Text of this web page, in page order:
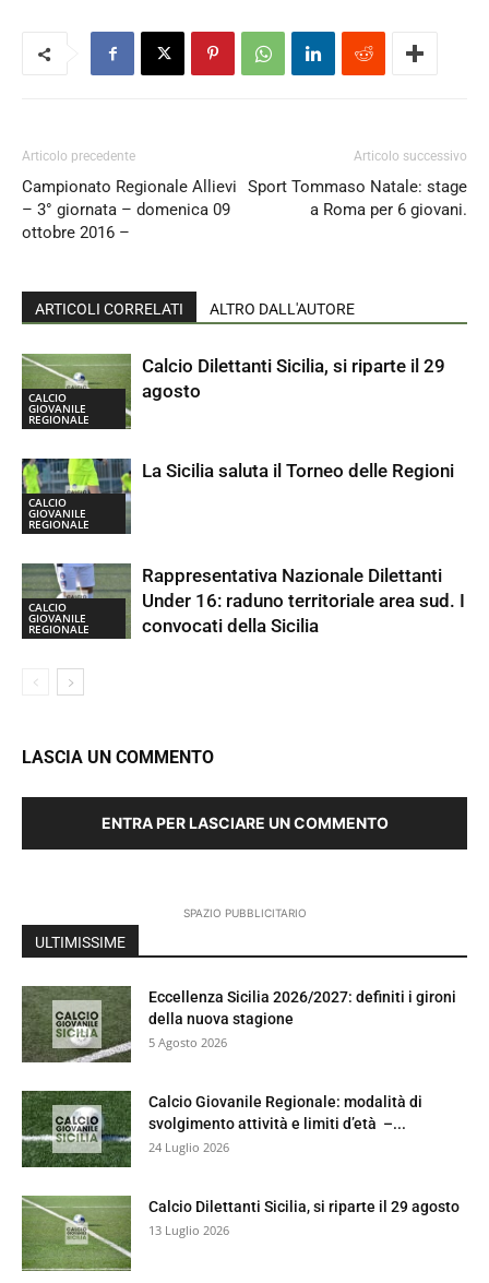
Articolo precedente
Campionato Regionale Allievi
– 3° giornata – domenica 09
ottobre 2016 –
Articolo successivo
Sport Tommaso Natale: stage
a Roma per 6 giovani.
ARTICOLI CORRELATI ALTRO DALL'AUTORE
CALCIO
GIOVANILE
REGIONALE
Calcio Dilettanti Sicilia, si riparte il 29
agosto
CALCIO
GIOVANILE
REGIONALE
La Sicilia saluta il Torneo delle Regioni
CALCIO
GIOVANILE
REGIONALE
Rappresentativa Nazionale Dilettanti
Under 16: raduno territoriale area sud. I
convocati della Sicilia
LASCIA UN COMMENTO
ENTRA PER LASCIARE UN COMMENTO
SPAZIO PUBBLICITARIO
ULTIMISSIME
Eccellenza Sicilia 2026/2027: definiti i gironi
della nuova stagione
5 Agosto 2026
Calcio Giovanile Regionale: modalità di
svolgimento attività e limiti d’età –...
24 Luglio 2026
Calcio Dilettanti Sicilia, si riparte il 29 agosto
13 Luglio 2026